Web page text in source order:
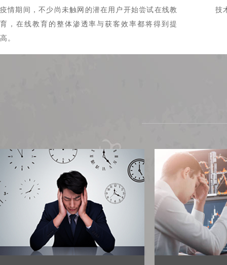
疫情期间，不少尚未触网的潜在用户开始尝试在线教
育，在线教育的整体渗透率与获客效率都将得到提
高。
技